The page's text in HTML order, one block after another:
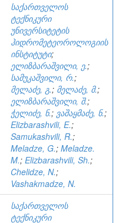
საქართველოს
ტექნიკური
უნივერსიტეტის
ჰიდრომეტეოროლოგიის
ინსტიტუტი;
ელიზბარაშვილი, ე.;
სამუკაშვილი, რ.;
მელაძე, გ.; მელაძე, მ.;
ელიზბარაშვილი, შ.;
ჭელიძე, ნ.; ვაშაყმაძე, ნ.;
Elizbarashvili, E.;
Samukashvili, R.;
Meladze, G.; Meladze.
M.; Elizbarashvili, Sh.;
Chelidze, N.;
Vashakmadze, N.
საქართველოს
ტექნიკური